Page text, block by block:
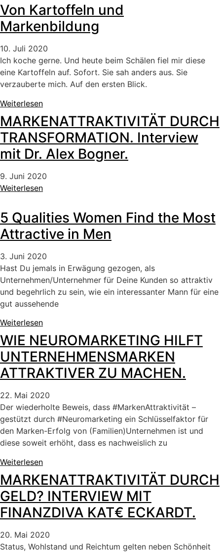
Von Kartoffeln und
Markenbildung
10. Juli 2020
Ich koche gerne. Und heute beim Schälen fiel mir diese
eine Kartoffeln auf. Sofort. Sie sah anders aus. Sie
verzauberte mich. Auf den ersten Blick.
Weiterlesen
MARKENATTRAKTIVITÄT DURCH
TRANSFORMATION. Interview
mit Dr. Alex Bogner.
9. Juni 2020
Weiterlesen
5 Qualities Women Find the Most
Attractive in Men
3. Juni 2020
Hast Du jemals in Erwägung gezogen, als
Unternehmen/Unternehmer für Deine Kunden so attraktiv
und begehrlich zu sein, wie ein interessanter Mann für eine
gut aussehende
Weiterlesen
WIE NEUROMARKETING HILFT
UNTERNEHMENSMARKEN
ATTRAKTIVER ZU MACHEN.
22. Mai 2020
Der wiederholte Beweis, dass #MarkenAttraktivität –
gestützt durch #Neuromarketing ein Schlüsselfaktor für
den Marken-Erfolg von (Familien)Unternehmen ist und
diese soweit erhöht, dass es nachweislich zu
Weiterlesen
MARKENATTRAKTIVITÄT DURCH
GELD? INTERVIEW MIT
FINANZDIVA KAT€ ECKARDT.
20. Mai 2020
Status, Wohlstand und Reichtum gelten neben Schönheit